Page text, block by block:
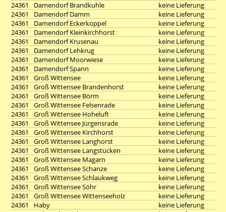
24361
Damendorf Brandkuhle
keine Lieferung
24361
Damendorf Damm
keine Lieferung
24361
Damendorf Eckerkoppel
keine Lieferung
24361
Damendorf Kleinkirchhorst
keine Lieferung
24361
Damendorf Krusenau
keine Lieferung
24361
Damendorf Lehkrug
keine Lieferung
24361
Damendorf Moorwiese
keine Lieferung
24361
Damendorf Spann
keine Lieferung
24361
Groß Wittensee
keine Lieferung
24361
Groß Wittensee Brandenhorst
keine Lieferung
24361
Groß Wittensee Börm
keine Lieferung
24361
Groß Wittensee Felsenrade
keine Lieferung
24361
Groß Wittensee Hoheluft
keine Lieferung
24361
Groß Wittensee Jürgensrade
keine Lieferung
24361
Groß Wittensee Kirchhorst
keine Lieferung
24361
Groß Wittensee Langhorst
keine Lieferung
24361
Groß Wittensee Langstücken
keine Lieferung
24361
Groß Wittensee Magarn
keine Lieferung
24361
Groß Wittensee Schanze
keine Lieferung
24361
Groß Wittensee Schlaukweg
keine Lieferung
24361
Groß Wittensee Söhr
keine Lieferung
24361
Groß Wittensee Wittenseeholz
keine Lieferung
24361
Haby
keine Lieferung